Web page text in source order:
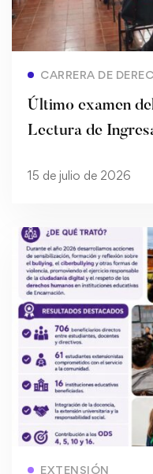
CARRERA DE
Último examen
Lectura de
15 de julio de 2026
EXTENSIÓN